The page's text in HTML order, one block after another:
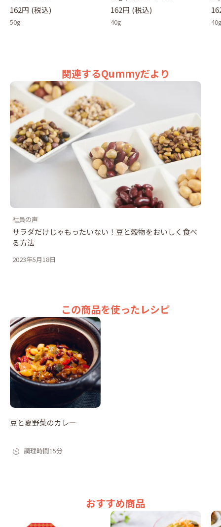
162円 (税込)
50g
162円 (税込)
40g
豆
関連するQummyだより
社員の声
サラダだけじゃもったいない！豆と穀物をおいしく食べ
る方法
2023年5月18日
この商品を使ったレシピ
豆と夏野菜のカレー
調理時間15分
おすすめ商品